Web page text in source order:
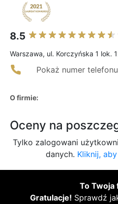
8.5
Warszawa, ul. Korczyńska 1 lok.
Pokaż numer telefonu
O firmie:
Oceny na
Tylko zalogowani
danych. Kliknij,
To Twoja
Gratulacje! Sprawdź